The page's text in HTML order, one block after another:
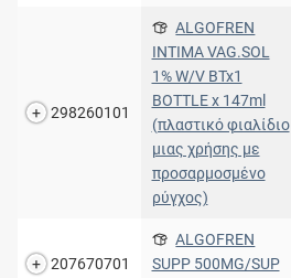
298260101
ALGOFREN
INTIMA VAG.SOL
1% W/V BTx1
BOTTLE x 147ml
(πλαστικό φιαλίδιο
μιας χρήσης με
προσαρμοσμένο
ρύγχος)
207670701
ALGOFREN
SUPP 500MG/SUP